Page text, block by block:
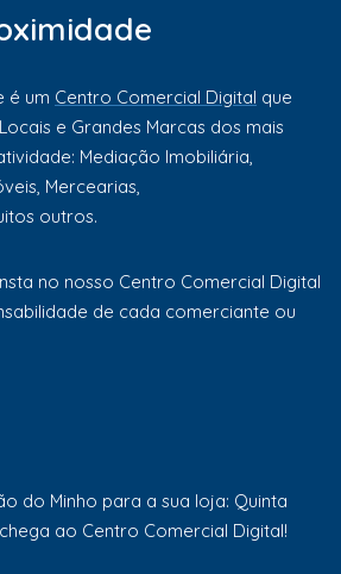
é um Centro Comercial Digital que
e Grandes Marcas dos mais
Mediação Imobiliária,
Mercearias,
outros.
no nosso Centro Comercial Digital
de cada comerciante ou
do Minho para a sua loja: Quinta
ao Centro Comercial Digital!